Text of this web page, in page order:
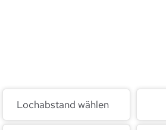
Lochabstand wählen